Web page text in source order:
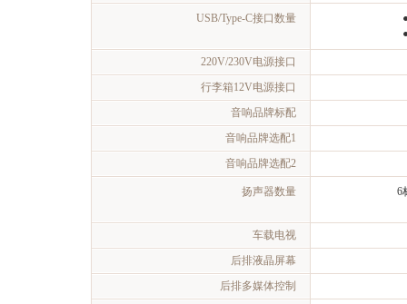
USB/Type-C接口数量
220V/230V电源接口
行李箱12V电源接口
音响品牌标配
音响品牌选配1
音响品牌选配2
扬声器数量 6
车载电视
后排液晶屏幕
后排多媒体控制